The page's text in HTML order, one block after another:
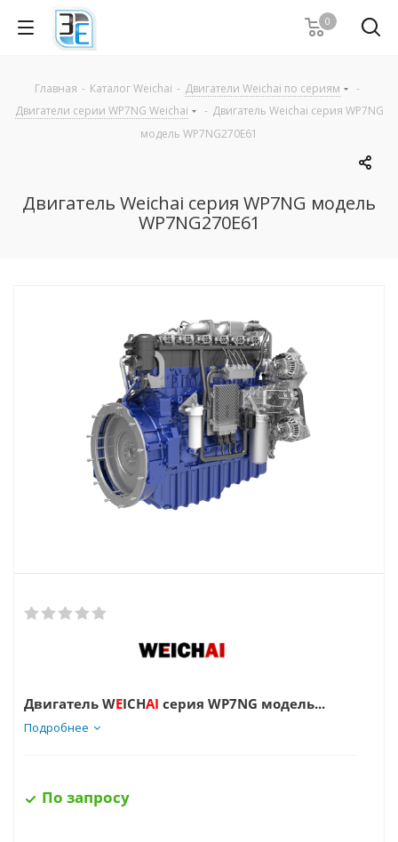
0
Главная - Каталог Weichai - Двигатели Weichai по сериям
-
Двигатели серии WP7NG Weichai
- Двигатель Weichai серия WP7NG
модель WP7NG270E61
Двигатель Weichai серия WP7NG модель
WP7NG270E61
Двигатель WEICHAI серия WP7NG модель...
Подробнее
По запросу